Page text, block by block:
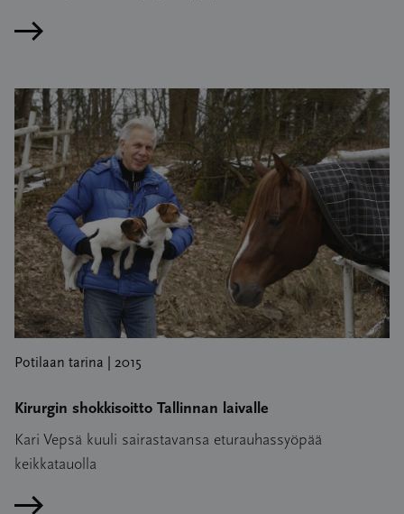
Lue artikkeli
Potilaan tarina | 2015
Kirurgin shokkisoitto Tallinnan laivalle
Kari Vepsä kuuli sairastavansa eturauhassyöpää
keikkatauolla